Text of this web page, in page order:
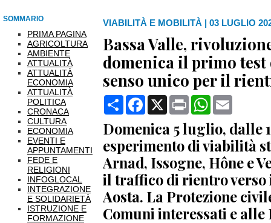
SOMMARIO
PRIMA PAGINA
AGRICOLTURA
AMBIENTE
ATTUALITÀ
ATTUALITÀ
ECONOMIA
ATTUALITÀ
POLITICA
CRONACA
CULTURA
ECONOMIA
EVENTI E
APPUNTAMENTI
FEDE E
RELIGIONI
INFOGLOCAL
INTEGRAZIONE
E SOLIDARIETÀ
ISTRUZIONE E
FORMAZIONE
VIABILITÀ E MOBILITÀ | 03 LUGLIO
Bassa Valle,
domenica il primo
senso unico per il
CondividiFacebook
X Print WhatsApp
Domenica 5 luglio, dalle
esperimento di viabilità
Arnad, Issogne, Hône e
il traffico di rientro verso
Aosta. La Protezione
Comuni interessati e